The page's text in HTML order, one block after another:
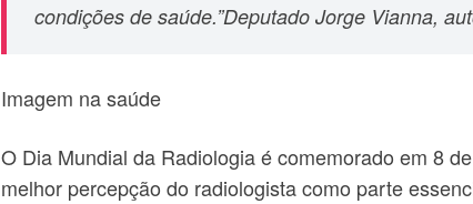
condições de saúde.”Deputado Jorge Vianna,
Imagem na saúde
O Dia Mundial da Radiologia é comemorado em 8
melhor percepção do radiologista como parte